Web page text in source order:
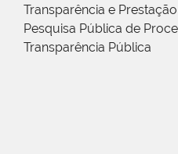
Transparência e
Pesquisa Pública de
Transparência Pública